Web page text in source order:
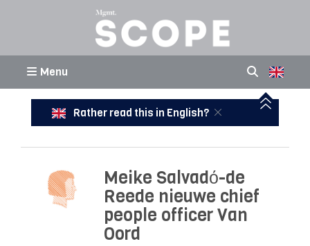
Menu
Rather read this in English?
Meike Salvadό-de
Reede nieuwe chief
people officer Van
Oord